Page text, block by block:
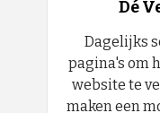
Dé
Dagelijks
pagina's om
website te
maken een